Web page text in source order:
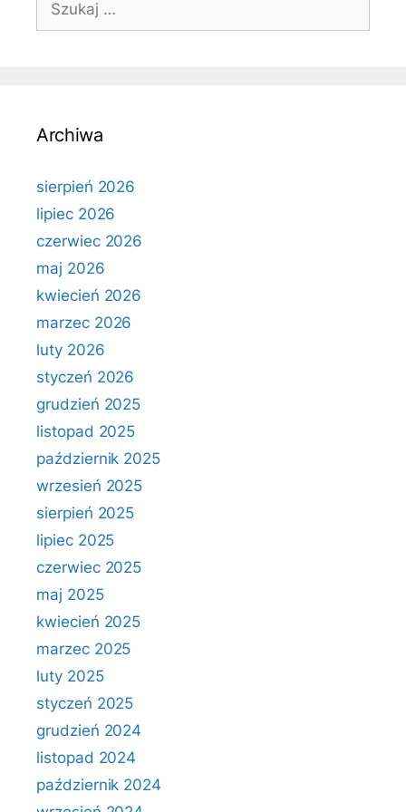
Archiwa
sierpień 2026
lipiec 2026
czerwiec 2026
maj 2026
kwiecień 2026
marzec 2026
luty 2026
styczeń 2026
grudzień 2025
listopad 2025
październik 2025
wrzesień 2025
sierpień 2025
lipiec 2025
czerwiec 2025
maj 2025
kwiecień 2025
marzec 2025
luty 2025
styczeń 2025
grudzień 2024
listopad 2024
październik 2024